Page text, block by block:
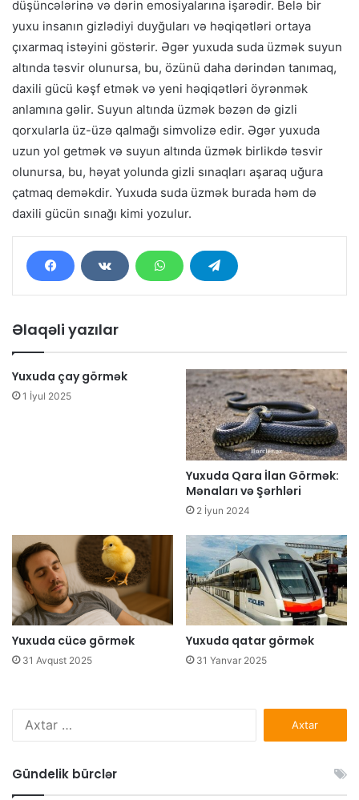
düşüncələrinə və dərin emosiyalarına işarədir. Belə bir
yuxu insanın gizlədiyi duyğuları və həqiqətləri ortaya
çıxarmaq istəyini göstərir. Əgər yuxuda suda üzmək suyun
altında təsvir olunursa, bu, özünü daha dərindən tanımaq,
daxili gücü kəşf etmək və yeni həqiqətləri öyrənmək
anlamına gəlir. Suyun altında üzmək bəzən də gizli
qorxularla üz-üzə qalmağı simvolizə edir. Əgər yuxuda
uzun yol getmək və suyun altında üzmək birlikdə təsvir
olunursa, bu, həyat yolunda gizli sınaqları aşaraq uğura
çatmaq deməkdir. Yuxuda suda üzmək burada həm də
daxili gücün sınağı kimi yozulur.
Əlaqəli yazılar
Yuxuda çay görmək
1 İyul 2025
Yuxuda Qara İlan Görmək:
Mənaları və Şərhləri
2 İyun 2024
Yuxuda cücə görmək
31 Avqust 2025
Yuxuda qatar görmək
31 Yanvar 2025
Gündelik bürclər